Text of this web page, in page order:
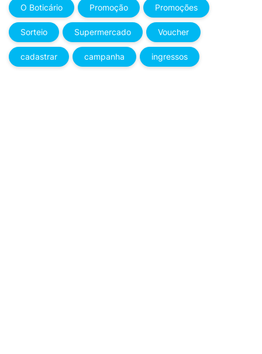
O Boticário Promoção Promoções
Sorteio Supermercado Voucher
cadastrar campanha ingressos